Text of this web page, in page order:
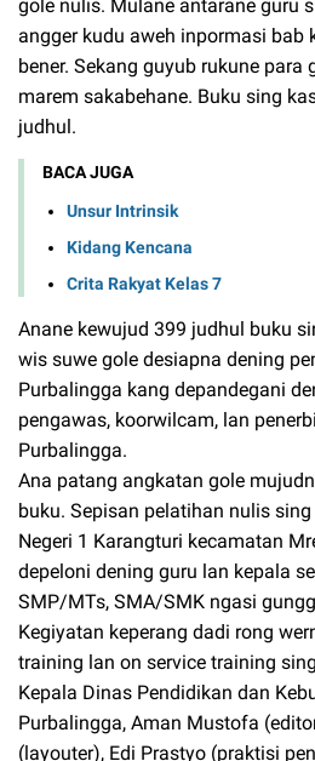
gole nulis. Mulane antarane guru
angger kudu aweh inpormasi bab
bener. Sekang guyub rukune para
marem sakabehane. Buku sing
judhul.
BACA JUGA
Unsur Intrinsik
Kidang Kencana
Crita Rakyat Kelas 7
Anane kewujud 399 judhul buku
wis suwe gole desiapna dening
Purbalingga kang depandegani
pengawas, koorwilcam, lan
Purbalingga.
Ana patang angkatan gole
buku. Sepisan pelatihan nulis
Negeri 1 Karangturi kecamatan
depeloni dening guru lan kepala
SMP/MTs, SMA/SMK ngasi
Kegiyatan keperang dadi rong
training lan on service training
Kepala Dinas Pendidikan dan
Purbalingga, Aman Mustofa
(layouter), Edi Prastyo (praktisi